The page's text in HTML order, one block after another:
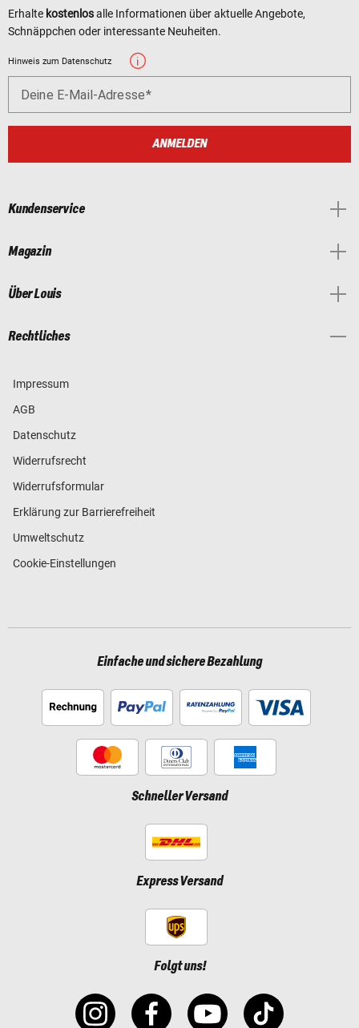
Erhalte kostenlosalle Informationen über aktuelle Angebote,
Schnäppchen oder interessante Neuheiten.
Hinweis zum Datenschutz
Deine E-Mail-Adresse
ANMELDEN
Kundenservice
Magazin
Über Louis
Rechtliches
Impressum
AGB
Datenschutz
Widerrufsrecht
Widerrufsformular
Erklärung zur Barrierefreiheit
Umweltschutz
Cookie-Einstellungen
Einfache und sichere Bezahlung
Schneller Versand
Express Versand
Folgt uns!